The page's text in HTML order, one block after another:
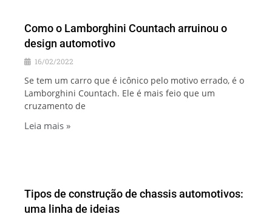
Como o Lamborghini Countach arruinou o
design automotivo
16/02/2022
Se tem um carro que é icônico pelo motivo errado, é o
Lamborghini Countach. Ele é mais feio que um
cruzamento de
Leia mais »
Tipos de construção de chassis automotivos:
uma linha de ideias